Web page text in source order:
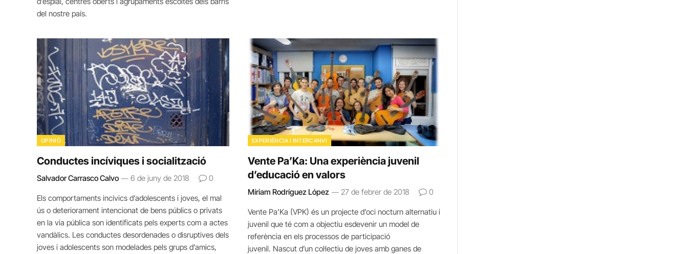
del nostre país.
OPINIÓ
Conductes incíviques i socialització
Salvador Carrasco Calvo 6 de juny de 2018 0
Els comportaments incívics d’adolescents i joves, el mal
ús o deteriorament intencionat de bens públics o privats
en la via pública son identificats pels experts com a actes
vandàlics. Les conductes desordenades o disruptives dels
joves i adolescents son modelades pels grups d’amics,
EXPERIÈNCIA I INTERCANVI
Vente Pa’Ka: Una experiència juvenil
d’educació en valors
Míriam Rodríguez López 27 de febrer de 2018 0
Vente Pa’Ka (VPK) és un projecte d’oci nocturn alternatiu i
juvenil que té com a objectiu esdevenir un model de
referència en els processos de participació
juvenil. Nascut d’un col·lectiu de joves amb ganes de